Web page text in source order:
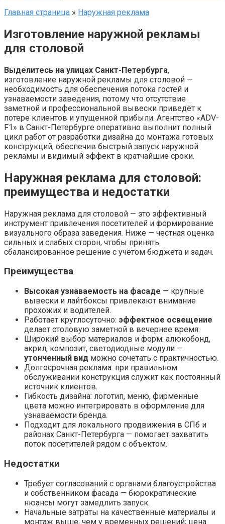
Главная страница » Наружная реклама
Изготовление наружной рекламы
для столовой
Выделитесь на улицах Санкт-Петербурга,
изготовление наружной рекламы для столовой —
необходимость для обеспечения потока гостей и
узнаваемости заведения, потому что отсутствие
заметной и профессиональной вывески приведёт к
потере клиентов и упущенной прибыли. Агентство «ADV-
F1» в Санкт-Петербурге оперативно выполнит полный
цикл работ от разработки дизайна до монтажа готовых
конструкций, обеспечив быстрый запуск наружной
рекламы и видимый эффект в кратчайшие сроки.
Наружная реклама для столовой:
преимущества и недостатки
Наружная реклама для столовой — это эффективный
инструмент привлечения посетителей и формирование
визуального образа заведения. Ниже — честная оценка
сильных и слабых сторон, чтобы принять
сбалансированное решение с учётом бюджета и задач.
Преимущества
Высокая узнаваемость на фасаде — крупные
вывески и лайтбоксы привлекают внимание
прохожих и водителей.
Работает круглосуточно: эффектное освещение
делает столовую заметной в вечернее время.
Широкий выбор материалов и форм: алюкобонд,
акрил, композит, светодиодные модули —
утонченный вид можно сочетать с практичностью.
Долгосрочная реклама: при правильном
обслуживании конструкция служит как постоянный
источник клиентов.
Гибкость дизайна: логотип, меню, фирменные
цвета можно интегрировать в оформление для
узнаваемости бренда.
Подходит для локального продвижения в СПб и
районах Санкт-Петербурга — помогает захватить
поток посетителей рядом с объектом.
Недостатки
Требует согласований с органами благоустройства
и собственником фасада — бюрократические
нюансы могут замедлить запуск.
Начальные затраты на качественные материалы и
монтаж выше, чем у временных решений; цена